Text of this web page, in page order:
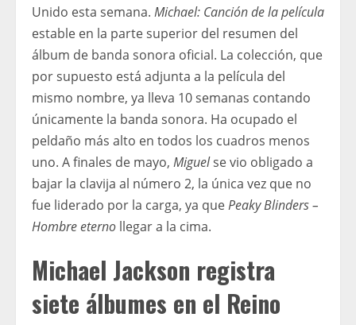
Unido esta semana. Michael: Canción de la película
estable en la parte superior del resumen del
álbum de banda sonora oficial. La colección, que
por supuesto está adjunta a la película del
mismo nombre, ya lleva 10 semanas contando
únicamente la banda sonora. Ha ocupado el
peldaño más alto en todos los cuadros menos
uno. A finales de mayo, Miguelse vio obligado a
bajar la clavija al número 2, la única vez que no
fue liderado por la carga, ya quePeaky Blinders –
Hombre eterno llegar a la cima.
Michael Jackson registra
siete álbumes en el Reino